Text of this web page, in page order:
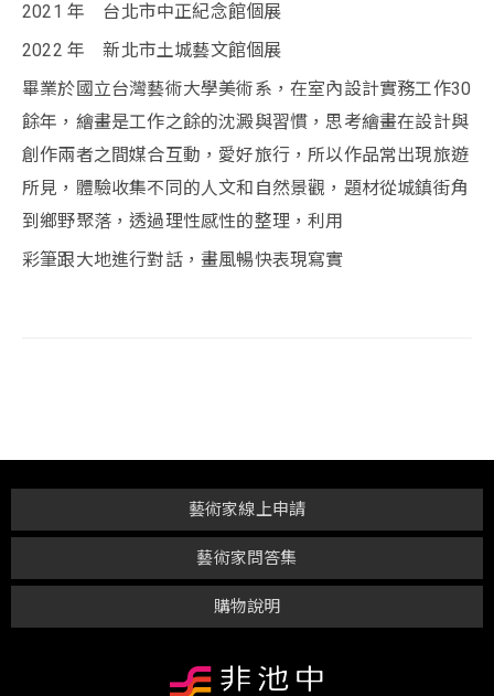
2021 年 台北市中正紀念館個展
2022 年 新北市土城藝文館個展
畢業於國立台灣藝術大學美術系，在室內設計實務工作30
餘年，繪畫是工作之餘的沈澱與習慣，思考繪畫在設計與
創作兩者之間媒合互動，愛好旅行，所以作品常出現旅遊
所見，體驗收集不同的人文和自然景觀，題材從城鎮街角
到鄉野聚落，透過理性感性的整理，利用
彩筆跟大地進行對話，畫風暢快表現寫實
購物說明
藝術家問答集
藝術家線上申請